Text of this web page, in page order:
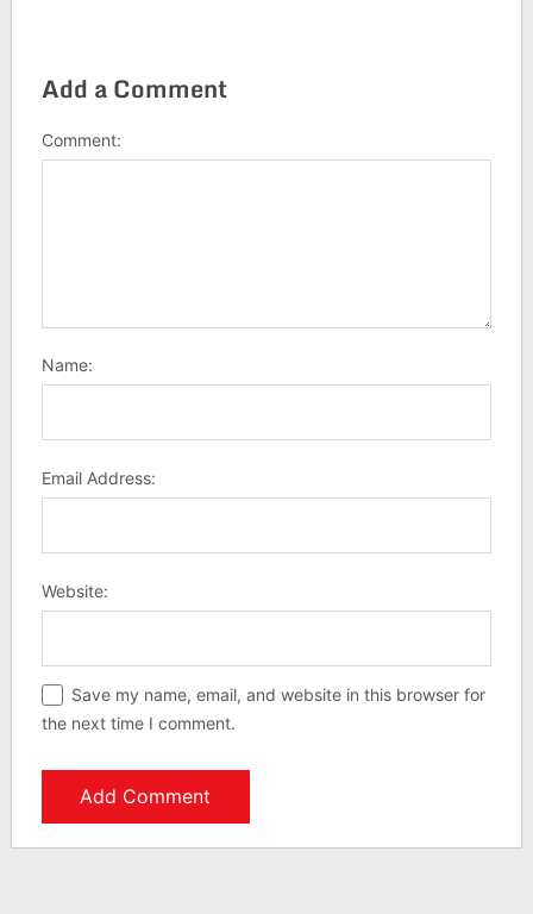
Add a Comment
Comment:
Name:
Email Address:
Website:
Save my name, email, and website in this browser for
the next time I comment.